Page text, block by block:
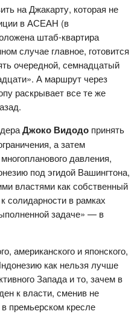
на Джакарту, которая не
в АСЕАН (в
штаб-квартира
случае главное, готовится
очередной, семнадцатый
А маршрут через
раскрывает все те же
Джоко Видодо принять
а затем
давления,
под эгидой Вашингтона,
властями как собственный
солидарности в рамках
задаче» — в
американского и японского,
как нельзя лучше
Запада и то, зачем в
к власти, сменив не
премьерском кресле